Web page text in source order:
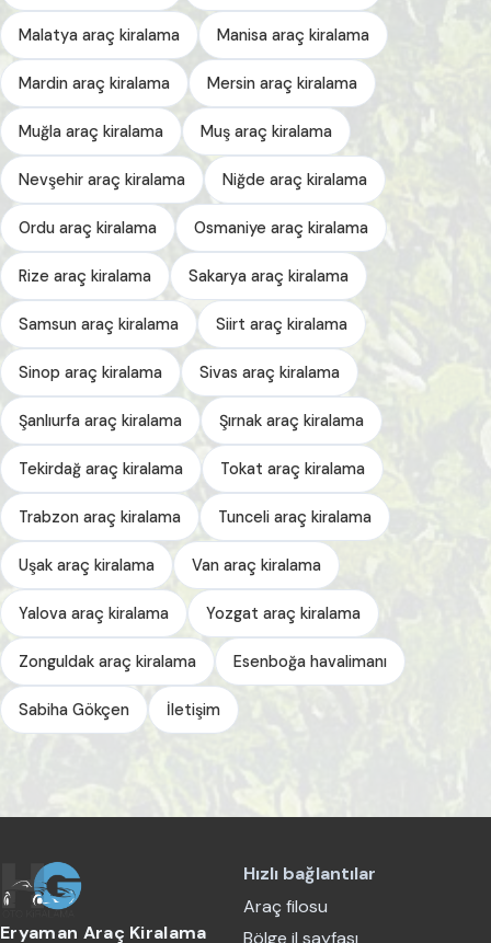
Malatya araç kiralama Manisa araç kiralama
Mardin araç kiralama Mersin araç kiralama
Muğla araç kiralama Muş araç kiralama
Nevşehir araç kiralama Niğde araç kiralama
Ordu araç kiralama Osmaniye araç kiralama
Rize araç kiralama Sakarya araç kiralama
Samsun araç kiralama Siirt araç kiralama
Sinop araç kiralama Sivas araç kiralama
Şanlıurfa araç kiralama Şırnak araç kiralama
Tekirdağ araç kiralama Tokat araç kiralama
Trabzon araç kiralama Tunceli araç kiralama
Uşak araç kiralama Van araç kiralama
Yalova araç kiralama Yozgat araç kiralama
Zonguldak araç kiralama Esenboğa havalimanı
Sabiha Gökçen İletişim
Eryaman Araç Kiralama
Hızlı bağlantılar
Araç filosu
Bölge il sayfası